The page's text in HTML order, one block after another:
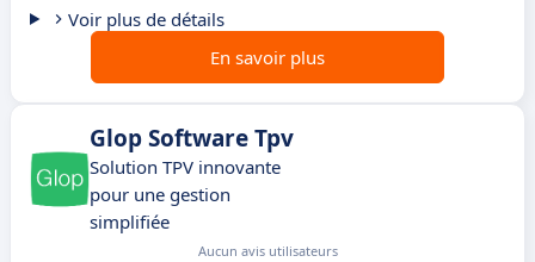
Voir plus de détails
En savoir plus
Glop Software Tpv
Solution TPV innovante
pour une gestion
simplifiée
Aucun avis utilisateurs